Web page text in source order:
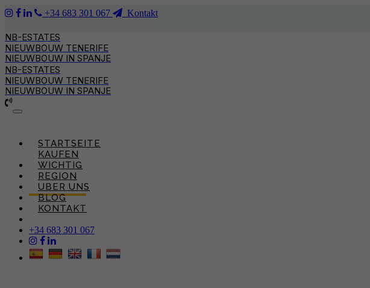
+34 683 301 067 Kontakt
NB-ESTATES
NIEUWBOUW TENERIFE
NIEUWBOUW IN SPANJE
NB-ESTATES
NIEUWBOUW TENERIFE
NIEUWBOUW IN SPANJE
Toggle
STARTSEITE
KAUFEN
WICHTIG
REGION
UBER UNS
BLOG
KONTAKT
+34 683 301 067